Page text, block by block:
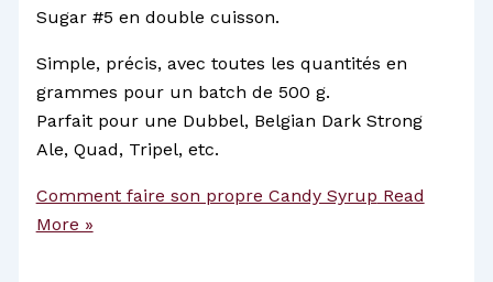
Sugar #5 en double cuisson.
Simple, précis, avec toutes les quantités en
grammes pour un batch de 500 g.
Parfait pour une Dubbel, Belgian Dark Strong
Ale, Quad, Tripel, etc.
Comment faire son propre Candy Syrup Read
More »